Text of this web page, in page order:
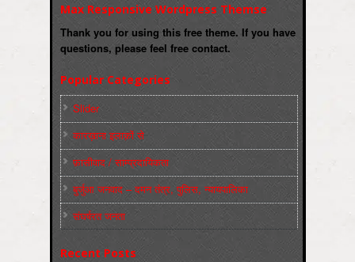
Max Responsive Wordpress Themse
Thank you for using this free theme. If you have
questions, please feel free contact.
Popular Categories
Slider
कारख़ाना इलाक़ों से
फ़ासीवाद / साम्‍प्रदायिकता
बुर्जुआ जनवाद – दमन तंत्र, पुलिस, न्‍यायपालिका
संघर्षरत जनता
Recent Posts